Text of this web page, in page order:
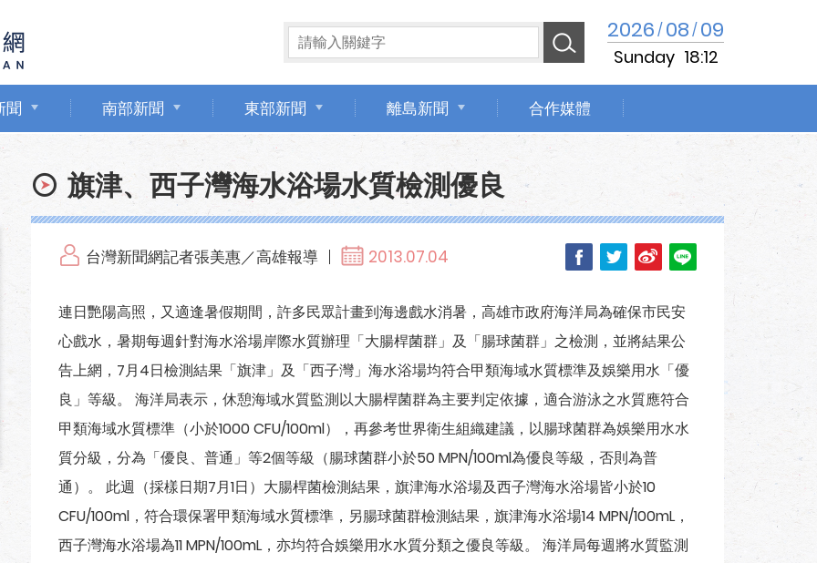
2026/08/09
Sunday 18:12
聞 南部新聞 東部新聞 離島新聞 合作媒體
旗津、西子灣海水浴場水質檢測優良
台灣新聞網記者張美惠／高雄報導 2013.07.04
連日艷陽高照，又適逢暑假期間，許多民眾計畫到海邊戲水消暑，高雄市政府海洋局為確保市民安
心戲水，暑期每週針對海水浴場岸際水質辦理「大腸桿菌群」及「腸球菌群」之檢測，並將結果公
告上網，7月4日檢測結果「旗津」及「西子灣」海水浴場均符合甲類海域水質標準及娛樂用水「優
良」等級。 海洋局表示，休憩海域水質監測以大腸桿菌群為主要判定依據，適合游泳之水質應符合
甲類海域水質標準（小於1000 CFU/100ml），再參考世界衛生組織建議，以腸球菌群為娛樂用水水
質分級，分為「優良、普通」等2個等級（腸球菌群小於50 MPN/100ml為優良等級，否則為普
通）。 此週（採樣日期7月1日）大腸桿菌檢測結果，旗津海水浴場及西子灣海水浴場皆小於10
CFU/100ml，符合環保署甲類海域水質標準，另腸球菌群檢測結果，旗津海水浴場14 MPN/100mL，
西子灣海水浴場為11 MPN/100mL，亦均符合娛樂用水水質分類之優良等級。 海洋局每週將水質監測